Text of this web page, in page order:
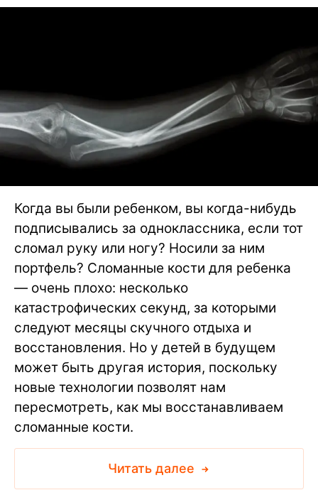
Когда вы были ребенком, вы когда-нибудь
подписывались за одноклассника, если тот
сломал руку или ногу? Носили за ним
портфель? Сломанные кости для ребенка
— очень плохо: несколько
катастрофических секунд, за которыми
следуют месяцы скучного отдыха и
восстановления. Но у детей в будущем
может быть другая история, поскольку
новые технологии позволят нам
пересмотреть, как мы восстанавливаем
сломанные кости.
Читать далее